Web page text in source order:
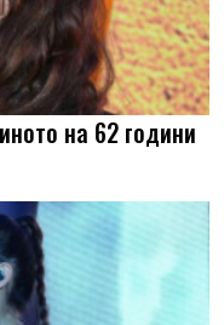
на 62 години